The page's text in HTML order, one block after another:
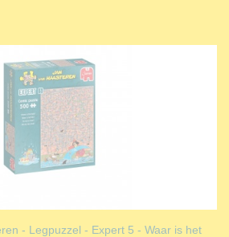
- Legpuzzel - Expert 5 - Waar is het